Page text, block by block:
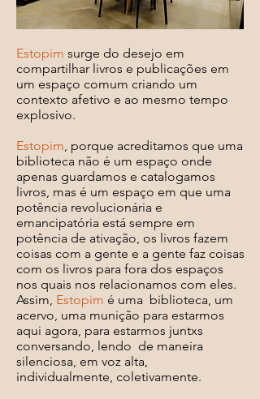
Estopim surge do desejo em
compartilhar livros e publicações em
um espaço comum criando um
contexto afetivo e ao mesmo tempo
explosivo.
Estopim, porque acreditamos que uma
biblioteca não é um espaço onde
apenas guardamos e catalogamos
livros, mas é um espaço em que uma
potência revolucionária e
emancipatória está sempre em
potência de ativação, os livros fazem
coisas com a gente e a gente faz coisas
com os livros para fora dos espaços
nos quais nos relacionamos com eles.
Assim, Estopim é uma biblioteca, um
acervo, uma munição para estarmos
aqui agora, para estarmos juntxs
conversando, lendo de maneira
silenciosa, em voz alta,
individualmente, coletivamente.